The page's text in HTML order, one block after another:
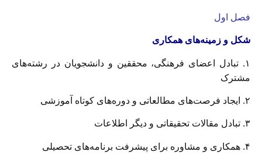
فصل اول
شکل و زمینه‌های همکاری
۱. تبادل اعضاى فرهنگی، محققین و دانشجویان در رشته‌های
مشترک
۲. ایجاد فرصت‌های مطالعاتى و دوره‌های کوتاه آموزشى
۳. تبادل مقالات تحقيقاتى و دیگر اطلاعات
۴. همکاری و مشاوره برای پیشرفت برنامه‌های تحصیلی